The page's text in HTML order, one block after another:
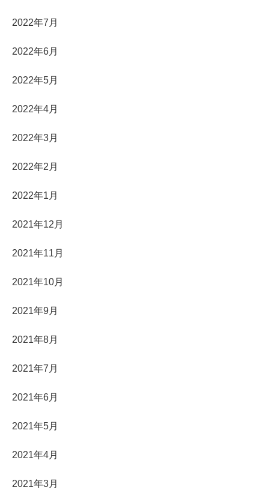
2022年7月
2022年6月
2022年5月
2022年4月
2022年3月
2022年2月
2022年1月
2021年12月
2021年11月
2021年10月
2021年9月
2021年8月
2021年7月
2021年6月
2021年5月
2021年4月
2021年3月